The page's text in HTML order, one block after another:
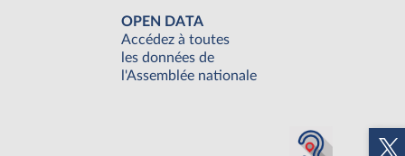
OPEN DATA
Accédez à toutes
les données de
l'Assemblée nationale